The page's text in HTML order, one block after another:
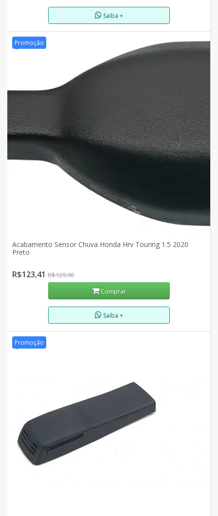
Saiba +
Promoção
Acabamento Sensor Chuva Honda Hrv Touring 1.5 2020
Preto
R$123,41 R$129,90
Comprar
Saiba +
Promoção